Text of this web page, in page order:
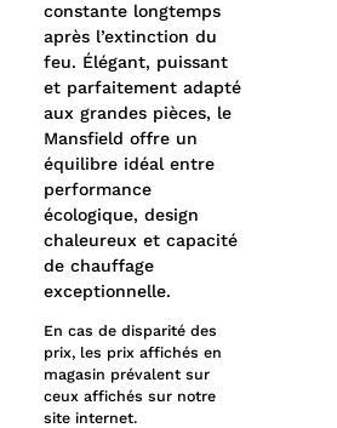
constante longtemps
après l’extinction du
feu. Élégant, puissant
et parfaitement adapté
aux grandes pièces, le
Mansfield offre un
équilibre idéal entre
performance
écologique, design
chaleureux et capacité
de chauffage
exceptionnelle.
En cas de disparité des
prix, les prix affichés en
magasin prévalent sur
ceux affichés sur notre
site internet.